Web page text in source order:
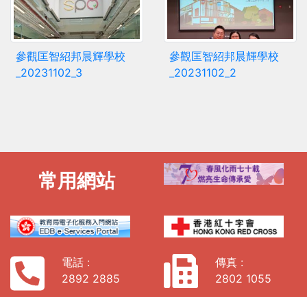
參觀匡智紹邦晨輝學校
_20231102_3
參觀匡智紹邦晨輝學校
_20231102_2
常用網站
電話 :
2892 2885
傳真 :
2802 1055